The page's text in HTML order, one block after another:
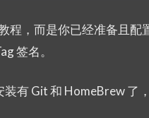
程，而是你已经准备且配
签名。
装有 Git 和 HomeBrew 了